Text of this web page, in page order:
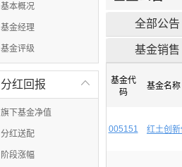
基本概况
基金经理
基金评级

分红回报
旗下基金净值
分红送配
阶段涨幅
全部公告
基金销售
基金代
码
基金名称
005151 红土创